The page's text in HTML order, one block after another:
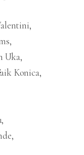
Uka
Konica